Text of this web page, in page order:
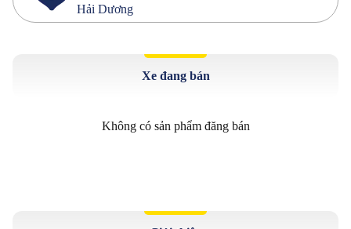
Hải Dương
Xe đang bán
Không có sản phẩm đăng bán